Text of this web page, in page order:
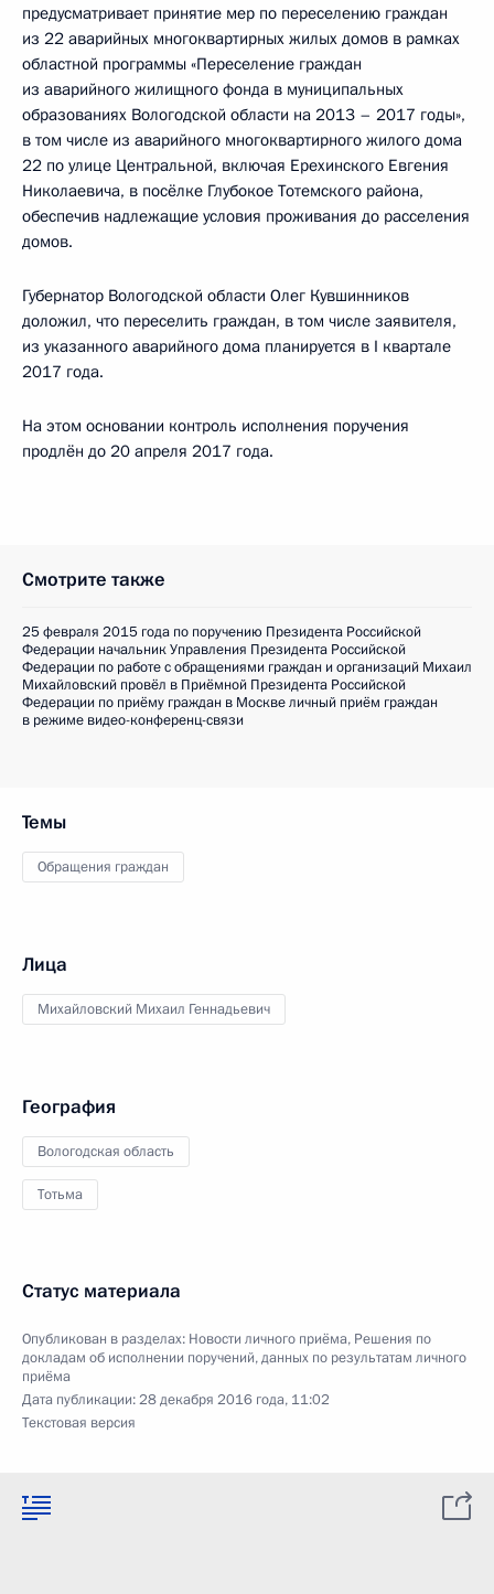
предусматривает принятие мер по переселению граждан
из 22 аварийных многоквартирных жилых домов в рамках
областной программы «Переселение граждан
из аварийного жилищного фонда в муниципальных
образованиях Вологодской области на 2013 – 2017 годы»,
в том числе из аварийного многоквартирного жилого дома
22 по улице Центральной, включая Ерехинского Евгения
Николаевича, в посёлке Глубокое Тотемского района,
обеспечив надлежащие условия проживания до расселения
домов.
Губернатор Вологодской области Олег Кувшинников
доложил, что переселить граждан, в том числе заявителя,
из указанного аварийного дома планируется в I квартале
2017 года.
На этом основании контроль исполнения поручения
продлён до 20 апреля 2017 года.
Смотрите также
25 февраля 2015 года по поручению Президента Российской
Федерации начальник Управления Президента Российской
Федерации по работе с обращениями граждан и организаций Михаил
Михайловский провёл в Приёмной Президента Российской
Федерации по приёму граждан в Москве личный приём граждан
в режиме видео-конференц-связи
Темы
Обращения граждан
Лица
Михайловский Михаил Геннадьевич
География
Вологодская область
Тотьма
Статус материала
Опубликован в разделах: Новости личного приёма, Решения по
докладам об исполнении поручений, данных по результатам личного
приёма
Дата публикации:28 декабря 2016 года, 11:02
Текстовая версия